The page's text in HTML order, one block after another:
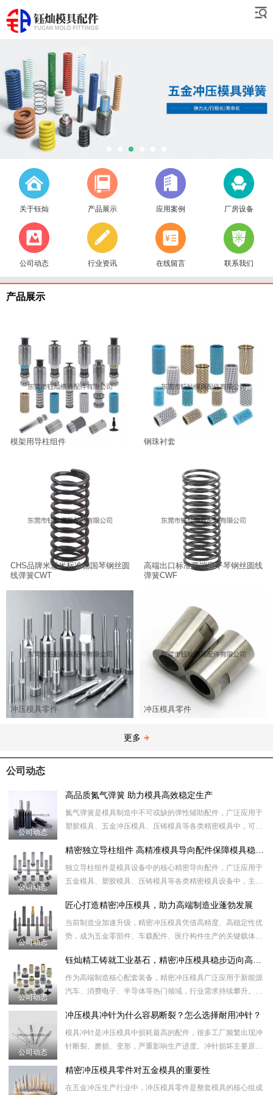
关于钰灿 产品展示 应用案例 厂房设备
公司动态 行业资讯 在线留言 联系我们
产品展示
模架用导柱组件 钢珠衬套
CHS品牌米思米标准德国琴钢丝圆
线弹簧CWT
高端出口标准两端磨平琴钢丝圆线
弹簧CWF
冲压模具零件 冲压模具零件
更多
公司动态
公司动态
高品质氮气弹簧 助力模具高效稳定生产
氮气弹簧是模具制造中不可或缺的弹性辅助配件，广泛应用于
塑胶模具、五金冲压模具、压铸模具等各类精密模具中，可替
出、缓冲泄压的作
公司动态
独立导柱组件是模具设备中的核心精密导向配件，广泛应用于
五金模具、塑胶模具、压铸模具等各类精密模具设备中，主要
合精准、对位无
公司动态
匠心打造精密冲压模具，助力高端制造业蓬勃发展
当前制造业加速升级，精密冲压模具凭借高精度、高稳定性优
势，成为五金零部件、车载配件、医疗构件生产的关键载体。
式完成多道成型
公司动态
作为高端制造核心配套装备，精密冲压模具广泛应用于新能源
汽车、消费电子、半导体等热门领域，行业需求持续攀升。如
精密加工设备加
公司动态
冲压模具冲针为什么容易断裂？怎么选择耐用冲针？
模具冲针是冲压模具中损耗最高的配件，很多工厂频繁出现冲
针断裂、磨损、变形，严重影响生产进度。冲针损坏主要原因
过硬、间隙设计
精密冲压模具零件对五金模具的重要性
在五金冲压生产行业中，冲压模具零件是整套模具的核心组成